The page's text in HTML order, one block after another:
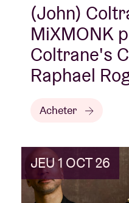
(John)
MiXMONK
Coltrane's
Raphael
Acheter
JEU 1 OCT 26